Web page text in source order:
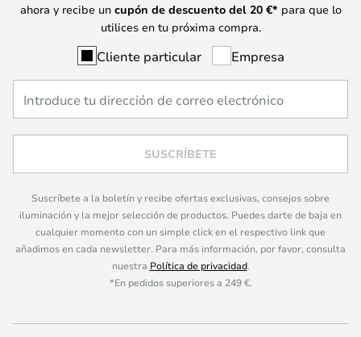
ahora y recibe un cupón de descuento del 20 €* para que lo
utilices en tu próxima compra.
Cliente particular Empresa
SUSCRÍBETE
Suscríbete a la boletín y recibe ofertas exclusivas, consejos sobre
iluminación y la mejor selección de productos. Puedes darte de baja en
cualquier momento con un simple click en el respectivo link que
añadimos en cada newsletter. Para más información, por favor, consulta
nuestra Política de privacidad.
*En pedidos superiores a 249 €.